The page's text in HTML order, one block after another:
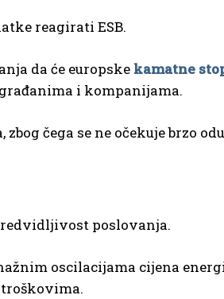
reagirati ESB.
da će europske kamatne
i kompanijama.
čega se ne očekuje brzo
poslovanja.
oscilacijama cijena